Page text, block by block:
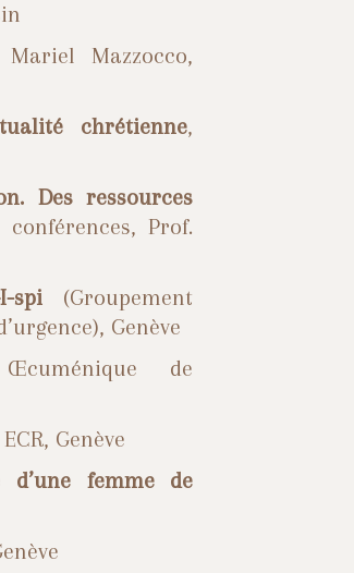
Mazzocco,
chrétienne,
Des ressources
Prof.
spi (Groupement
Genève
de
Genève
femme de